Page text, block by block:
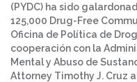
(PYDC) ha sido
125,000 Drug-Free
Oficina de Política de
cooperación con la
Mental y Abuso de
Attorney Timothy J. Cruz